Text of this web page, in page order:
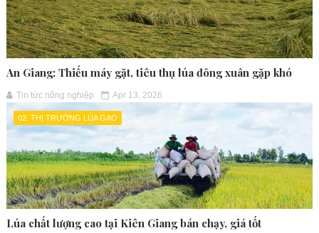
An Giang: Thiếu máy gặt, tiêu thụ lúa đông xuân gặp khó
Tin tức nông nghiệp Apr 13, 2026
02. THỊ TRƯỜNG LÚA GẠO
Lúa chất lượng cao tại Kiên Giang bán chạy, giá tốt